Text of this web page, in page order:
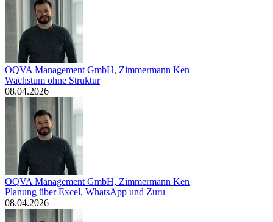
OQVA Management GmbH, Zimmermann Ken
Wachstum ohne Struktur
08.04.2026
OQVA Management GmbH, Zimmermann Ken
Planung über Excel, WhatsApp und Zuru
08.04.2026